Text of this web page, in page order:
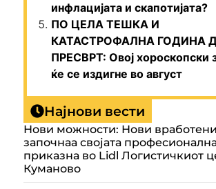
инфлацијата и скапотијата?
ПО ЦЕЛА ТЕШКА И
КАТАСТРОФАЛНА ГОДИНА
ПРЕСВРТ: Овој хороскопски
ќе се издигне во август
Најнови вести
Нови можности: Нови вработени
започнаа својата
приказна во Lidl Логистичкиот
Куманово